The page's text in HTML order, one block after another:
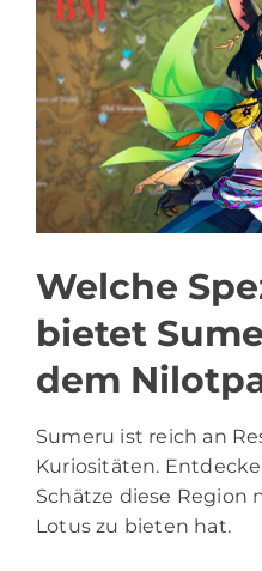
Welche
bietet
dem
Sumeru ist reich an
Kuriositäten.
Schätze diese Region
Lotus zu bieten hat.